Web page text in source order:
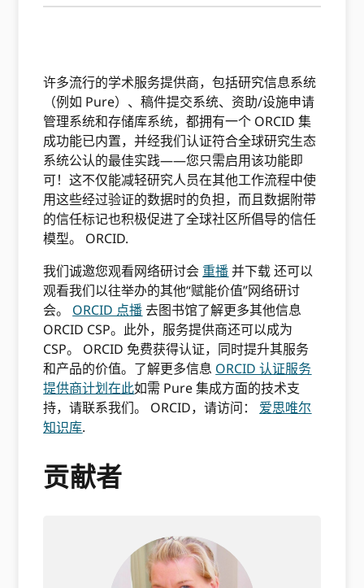
许多流行的学术服务提供商，包括研究信息系统
（例如 Pure）、稿件提交系统、资助/设施申请
管理系统和存储库系统，都拥有一个 ORCID 集
成功能已内置，并经我们认证符合全球研究生态
系统公认的最佳实践——您只需启用该功能即
可！这不仅能减轻研究人员在其他工作流程中使
用这些经过验证的数据时的负担，而且数据附带
的信任标记也积极促进了全球社区所倡导的信任
模型。 ORCID.
我们诚邀您观看网络研讨会 重播并下载还可以
观看我们以往举办的其他“赋能价值”网络研讨
会。 ORCID 点播去图书馆了解更多其他信息
ORCID CSP。此外，服务提供商还可以成为
CSP。 ORCID 免费获得认证，同时提升其服务
和产品的价值。了解更多信息 ORCID 认证服务
提供商计划在此如需 Pure 集成方面的技术支
持，请联系我们。 ORCID，请访问： 爱思唯尔
知识库.
贡献者